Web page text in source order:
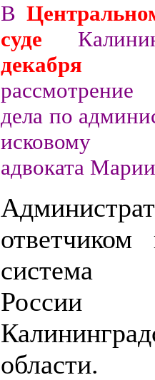
В
суде
декабря
рассмотрение
дела по
исковому
адвоката
ответчиком
России
области.